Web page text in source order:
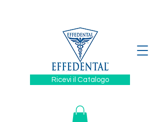
Ricevi il Catalogo